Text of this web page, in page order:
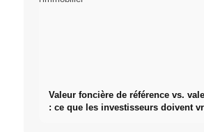
Valeur foncière de référence vs.
: ce que les investisseurs doivent